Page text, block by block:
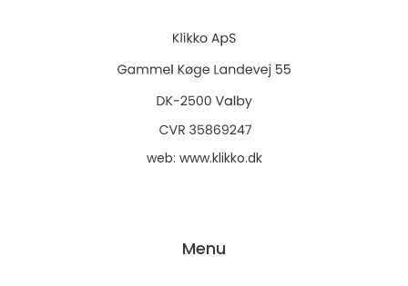
web: www.klikko.dk
Menu